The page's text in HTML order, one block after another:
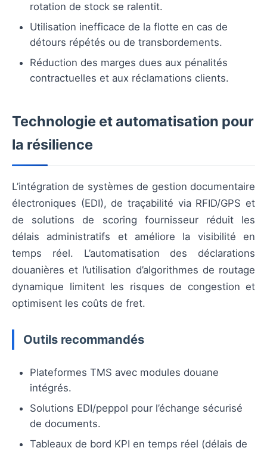
rotation de stock se ralentit.
Utilisation inefficace de la flotte en cas de
détours répétés ou de transbordements.
Réduction des marges dues aux pénalités
contractuelles et aux réclamations clients.
Technologie et automatisation pour
la résilience
L’intégration de systèmes de gestion documentaire
électroniques (EDI), de traçabilité via RFID/GPS et
de solutions de scoring fournisseur réduit les
délais administratifs et améliore la visibilité en
temps réel. L’automatisation des déclarations
douanières et l’utilisation d’algorithmes de routage
dynamique limitent les risques de congestion et
optimisent les coûts de fret.
Outils recommandés
Plateformes TMS avec modules douane
intégrés.
Solutions EDI/peppol pour l’échange sécurisé
de documents.
Tableaux de bord KPI en temps réel (délais de